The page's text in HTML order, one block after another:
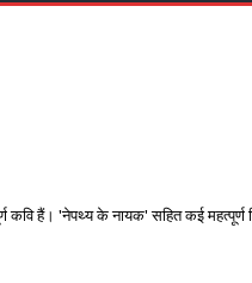
हैं। 'नेपथ्य के नायक' सहित कई महत्पूर्ण